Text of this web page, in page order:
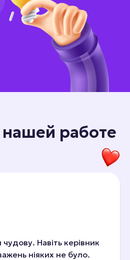
работе
Навіть керівник
ніяких не було.